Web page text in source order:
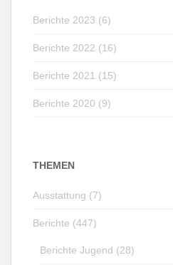
Berichte 2023 (6)
Berichte 2022 (16)
Berichte 2021 (15)
Berichte 2020 (9)
THEMEN
Ausstattung (7)
Berichte (447)
Berichte Jugend (28)